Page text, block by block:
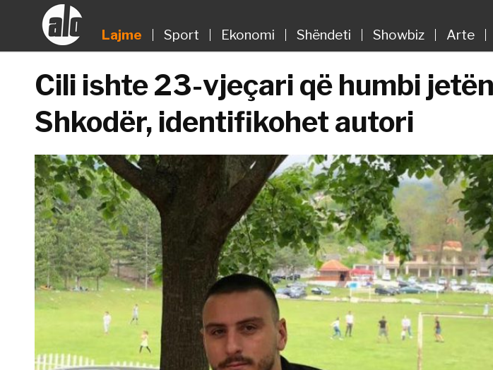
Lajme Sport Ekonomi Shëndeti Showbiz Arte
Cili ishte 23-vjeçari që humbi
Shkodër, identifikohet autori